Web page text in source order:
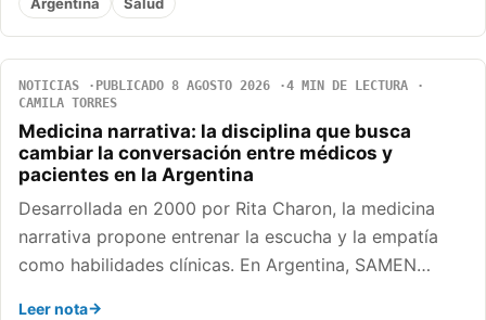
NOTICIAS PUBLICADO 8 AGOSTO 2026
4 MIN DE LECTURA
CAMILA TORRES
Medicina narrativa: la disciplina que busca
cambiar la conversación entre médicos y
pacientes en la Argentina
Desarrollada en 2000 por Rita Charon, la medicina
narrativa propone entrenar la escucha y la empatía
como habilidades clínicas. En Argentina, SAMEN…
Leer nota